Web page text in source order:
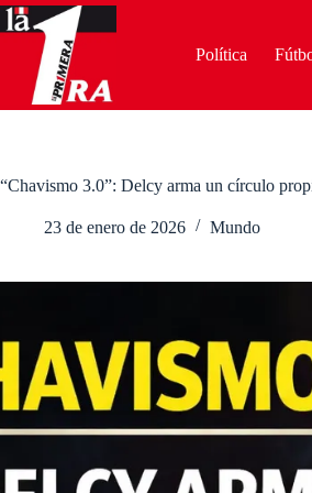
Saltar
al
contenido
Política
“Chavismo 3.0”: Delcy arma un círculo
23 de enero de 2026 Mundo